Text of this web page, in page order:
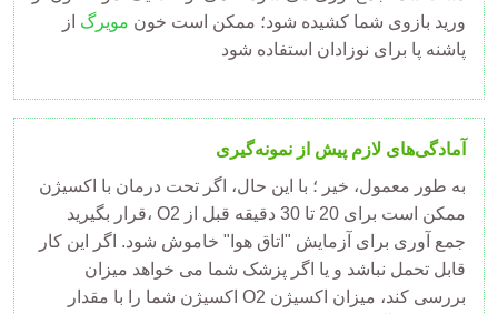
ورید بازوی شما کشیده شود؛ ممکن است خون مویرگ از
پاشنه پا برای نوزادان استفاده شود
آمادگی‌های لازم پیش از نمونه‌گیری
به طور معمول، خیر ؛ با این حال، اگر تحت درمان با اکسیژن
قرار بگیرید، O2 ممکن است برای 20 تا 30 دقیقه قبل از
جمع آوری برای آزمایش "اتاق هوا" خاموش شود. اگر این کار
قابل تحمل نباشد و یا اگر پزشک شما می خواهد میزان
اکسیژن شما را با مقدار O2 بررسی کند، میزان اکسیژن